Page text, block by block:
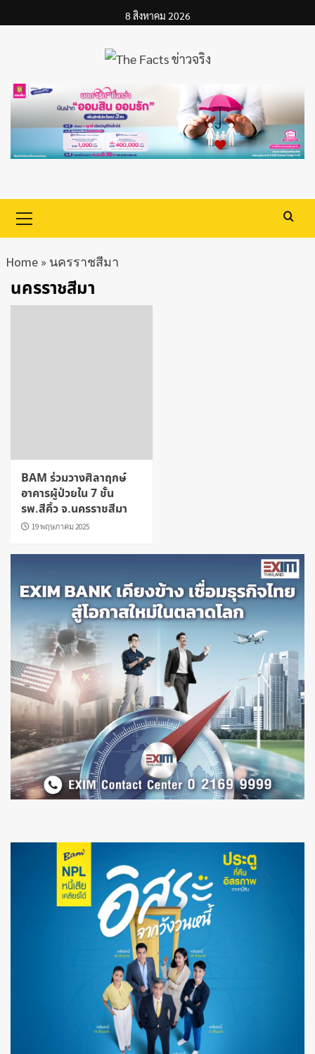
to
8 สิงหาคม 2026
Menu
Home» นครราชสีมา
นครราชสีมา
BAM ร่วมวางศิลาฤกษ์
อาคารผู้ป่วยใน 7 ชั้น
รพ.สีคิ้ว จ.นครราชสีมา
19 พฤษภาคม 2025